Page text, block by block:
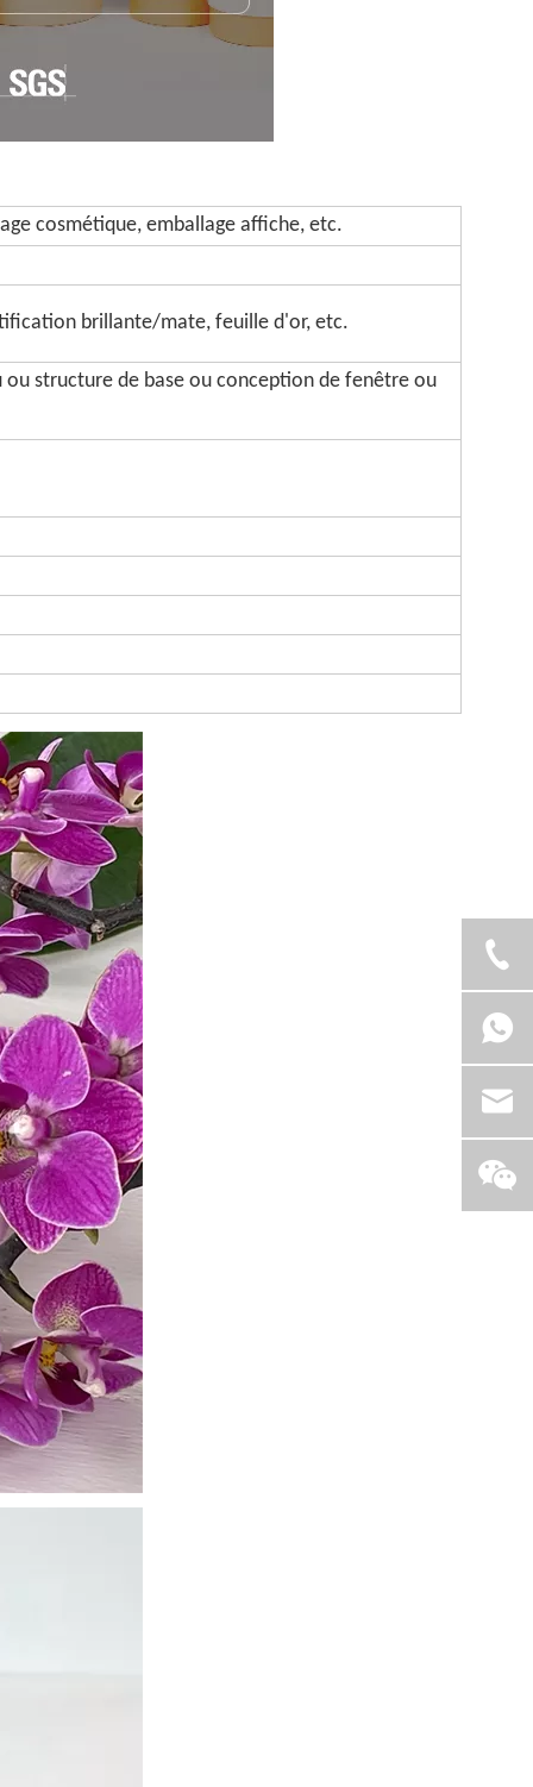
cosmétique, emballage affiche, etc.
brillante/mate, feuille d'or, etc.
structure de base ou conception de fenêtre ou